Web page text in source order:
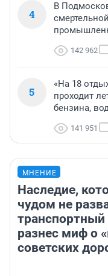
4
В
142 962
5
«На 18
проходит
бензина,
141 951
МНЕНИЕ
Наследие,
чудом не
транспортный
разнес миф о
советских